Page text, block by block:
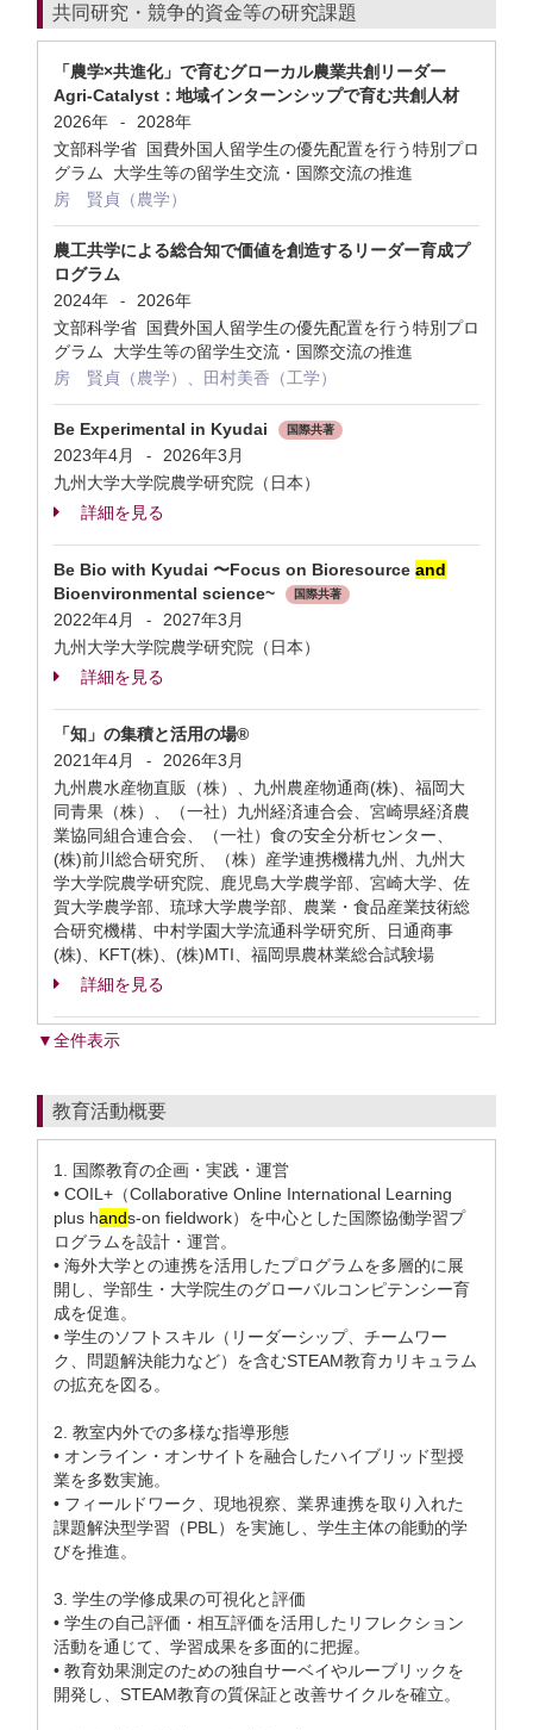
共同研究・競争的資金等の研究課題
「農学×共進化」で育むグローカル農業共創リーダー
Agri-Catalyst：地域インターンシップで育む共創人材
2026年
-
2028年
文部科学省 国費外国人留学生の優先配置を行う特別プロ
グラム 大学生等の留学生交流・国際交流の推進
房 賢貞（農学）
農工共学による総合知で価値を創造するリーダー育成プ
ログラム
2024年
-
2026年
文部科学省 国費外国人留学生の優先配置を行う特別プロ
グラム 大学生等の留学生交流・国際交流の推進
房 賢貞（農学）、田村美香（工学）
Be Experimental in Kyudai 国際共著
2023年4月 -
2026年3月
九州大学大学院農学研究院（日本）
詳細を見る
Be Bio with Kyudai 〜Focus on Bioresource and
Bioenvironmental science~
国際共著
2022年4月 -
2027年3月
九州大学大学院農学研究院（日本）
詳細を見る
「知」の集積と活用の場®
2021年4月
-
2026年3月
九州農水産物直販（株）、九州農産物通商(株)、福岡大
同青果（株）、（一社）九州経済連合会、宮崎県経済農
業協同組合連合会、（一社）食の安全分析センター、
(株)前川総合研究所、（株）産学連携機構九州、九州大
学大学院農学研究院、鹿児島大学農学部、宮崎大学、佐
賀大学農学部、琉球大学農学部、農業・食品産業技術総
合研究機構、中村学園大学流通科学研究所、日通商事
(株)、KFT(株)、(株)MTI、福岡県農林業総合試験場
詳細を見る
▼全件表示
教育活動概要
1. 国際教育の企画・実践・運営
• COIL+（Collaborative Online International Learning
plus hands-on fieldwork）を中心とした国際協働学習プ
ログラムを設計・運営。
• 海外大学との連携を活用したプログラムを多層的に展
開し、学部生・大学院生のグローバルコンピテンシー育
成を促進。
• 学生のソフトスキル（リーダーシップ、チームワー
ク、問題解決能力など）を含むSTEAM教育カリキュラム
の拡充を図る。
2. 教室内外での多様な指導形態
• オンライン・オンサイトを融合したハイブリッド型授
業を多数実施。
• フィールドワーク、現地視察、業界連携を取り入れた
課題解決型学習（PBL）を実施し、学生主体の能動的学
びを推進。
3. 学生の学修成果の可視化と評価
• 学生の自己評価・相互評価を活用したリフレクション
活動を通じて、学習成果を多面的に把握。
• 教育効果測定のための独自サーベイやルーブリックを
開発し、STEAM教育の質保証と改善サイクルを確立。